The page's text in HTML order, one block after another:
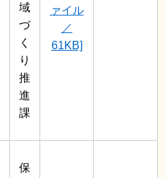
域
づ
く
り
推
進
課
ァイル
／
61KB]
保